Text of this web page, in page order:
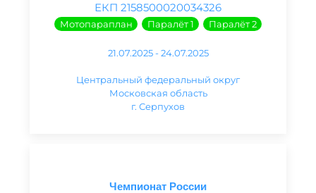
ЕКП 2158500020034326
Мотопараплан Паралёт 1 Паралёт 2
21.07.2025 - 24.07.2025
Центральный федеральный округ
Московская область
г. Серпухов
Чемпионат России